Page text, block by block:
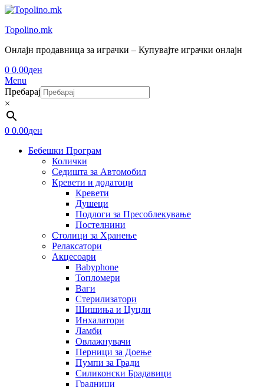
Topolino.mk
Онлајн продавница за играчки – Купувајте играчки онлајн
0 0.00ден
Menu
Пребарај
×
0 0.00ден
Бебешки Програм
Колички
Седишта за Автомобил
Кревети и додатоци
Кревети
Душеци
Подлоги за Пресоблекување
Постелнини
Столици за Хранење
Релаксатори
Акцесоари
Babyphone
Топломери
Ваги
Стерилизатори
Шишиња и Цуцли
Инхалатори
Ламби
Овлажнувачи
Перници за Доење
Пумпи за Гради
Силиконски Брадавици
Градници